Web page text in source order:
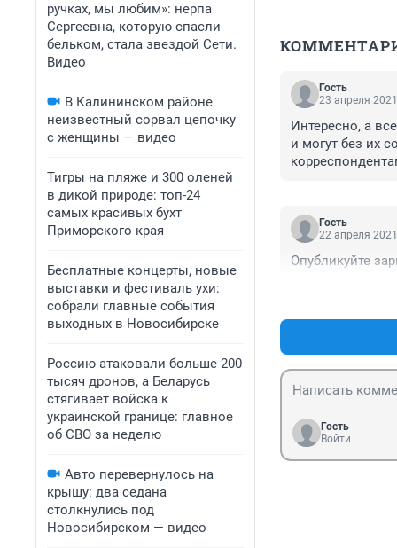
ручках, мы любим»: нерпа
Сергеевна, которую спасли
бельком, стала звездой Сети.
Видео
В Калининском районе
неизвестный сорвал цепочку
с женщины — видео
Тигры на пляже и 300 оленей
в дикой природе: топ-24
самых красивых бухт
Приморского края
Бесплатные концерты, новые
выставки и фестиваль ухи:
собрали главные события
выходных в Новосибирске
Россию атаковали больше 200
тысяч дронов, а Беларусь
стягивает войска к
украинской границе: главное
об СВО за неделю
Авто перевернулось на
крышу: два седана
столкнулись под
Новосибирском — видео
Гость
23 апреля
Интересно, а
и могут без их
Гость
22 апреля
Опубликуйте
Гость
Войти